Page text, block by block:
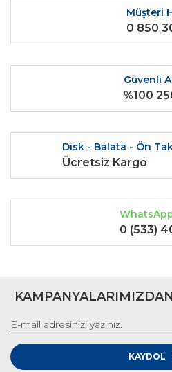
Ürün fiyatı diğer sitelerden daha
Bu ürüne benzer farklı
Müşteri
0 850
Güvenli
%100
Disk - Balata - Ön
Ücretsiz Kargo
0 (533)
KAYDOL